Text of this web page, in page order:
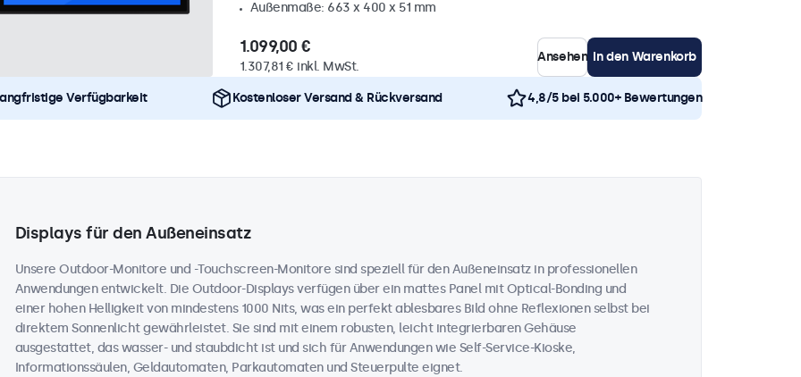
Außenmaße: 663 x 400 x 51 mm
1.099,00 €
1.307,81 € inkl. MwSt.
Ansehen In den Warenkorb
Verfügbarkeit Kostenloser Versand & Rückversand 4,8/5 bei 5.000+ Bewertungen
Displays für den Außeneinsatz
Unsere Outdoor-Monitore und -Touchscreen-Monitore sind speziell für den Außeneinsatz in professionellen
Anwendungen entwickelt. Die Outdoor-Displays verfügen über ein mattes Panel mit Optical-Bonding und
einer hohen Helligkeit von mindestens 1000 Nits, was ein perfekt ablesbares Bild ohne Reflexionen selbst bei
direktem Sonnenlicht gewährleistet. Sie sind mit einem robusten, leicht integrierbaren Gehäuse
ausgestattet, das wasser- und staubdicht ist und sich für Anwendungen wie Self-Service-Kioske,
Informationssäulen, Geldautomaten, Parkautomaten und Steuerpulte eignet.